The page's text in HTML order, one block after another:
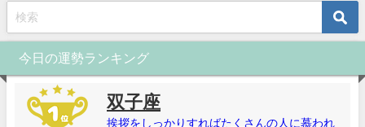
今日の運勢ランキング
双子座
挨拶をしっかりすればたくさんの人に慕われ